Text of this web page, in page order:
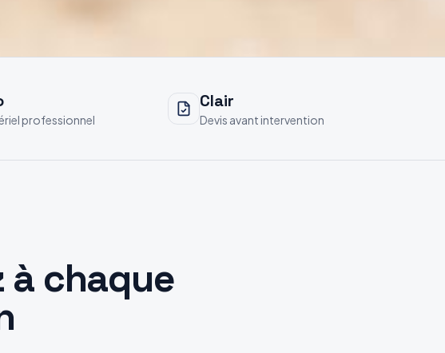
professionnel
Clair
Devis avant intervention
à chaque